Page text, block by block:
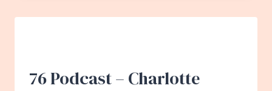
BROURHANT
L’ASSOCIATION
76 Podcast – Charlotte